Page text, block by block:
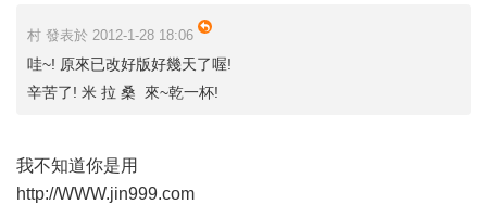
村 發表於 2012-1-28 18:06
哇~! 原來已改好版好幾天了喔!
辛苦了! 米 拉 桑 來~乾一杯!
我不知道你是用
http://WWW.jin999.com